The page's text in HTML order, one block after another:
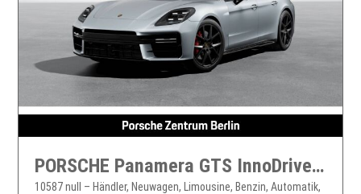
PORSCHE Panamera GTS InnoDrive HA-Lenkung Head-Up BOSE
10587 null – Händler, Neuwagen, Limousine, Benzin, Automatik,